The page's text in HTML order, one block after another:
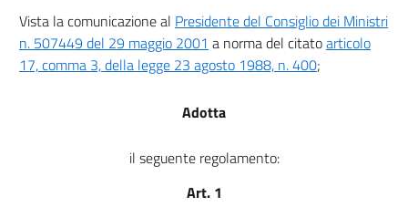
Vista la comunicazione al Presidente del Consiglio dei Ministri
n. 507449 del 29 maggio 2001 a norma del citatoarticolo
17, comma 3, della legge 23 agosto 1988, n. 400;
Adotta
il seguente regolamento:
Art. 1